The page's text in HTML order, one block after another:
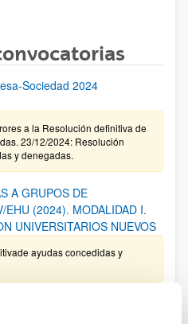
Sociedad 2024
a la Resolución definitiva de
23/12/2024: Resolución
y denegadas.
A GRUPOS DE
EHU (2024). MODALIDAD I.
UNIVERSITARIOS NUEVOS
ayudas concedidas y
I. Ayudas a la